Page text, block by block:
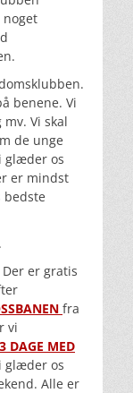
noget
benene. Vi
Vi skal
de unge
glæder os
er mindst
bedste
er gratis
fra
vi
3 DAGE MED
glæder os
Alle er